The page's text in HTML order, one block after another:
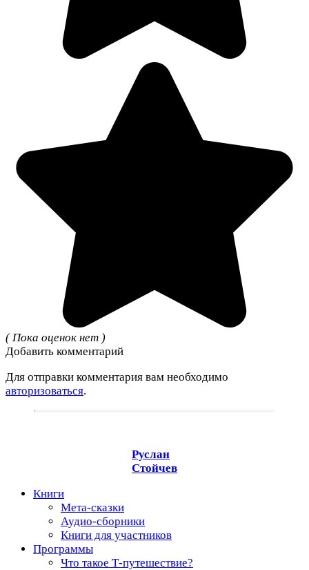
( Пока оценок нет )
Добавить комментарий
Для отправки комментария вам необходимо
авторизоваться.
Руслан
Стойчев
Книги
Мета-сказки
Аудио-сборники
Книги для участников
Программы
Что такое Т-путешествие?